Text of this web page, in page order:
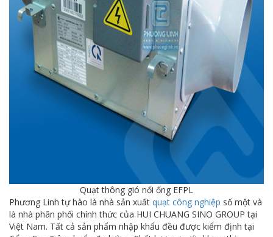
Quạt thông gió nối ống EFPL
Phương Linh tự hào là nhà sản xuất quạt công nghiệp số một và
là nhà phân phối chính thức của HUI CHUANG SINO GROUP tại
Việt Nam. Tất cả sản phẩm nhập khẩu đều được kiểm định tại